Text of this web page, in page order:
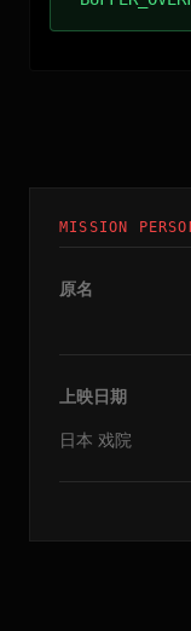
MISSION
原名
上映日期
日本 戏院